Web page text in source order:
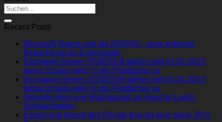
Recent Posts
Microsoft Teams und die DSGVO – eine kritische
Betrachtung für Entscheider
Exchange Server 2016/2019 stellen seit 01.01.2022
keine Emails mehr in die Postfächer zu
Exchange Server 2016/2019 stellen seit 01.01.2022
keine Emails mehr in die Postfächer zu
Aktuelle Infos von Watchguard zur Apache Log4J
Schwachstelle
Export und Import des Private Key für eine neue .PFX